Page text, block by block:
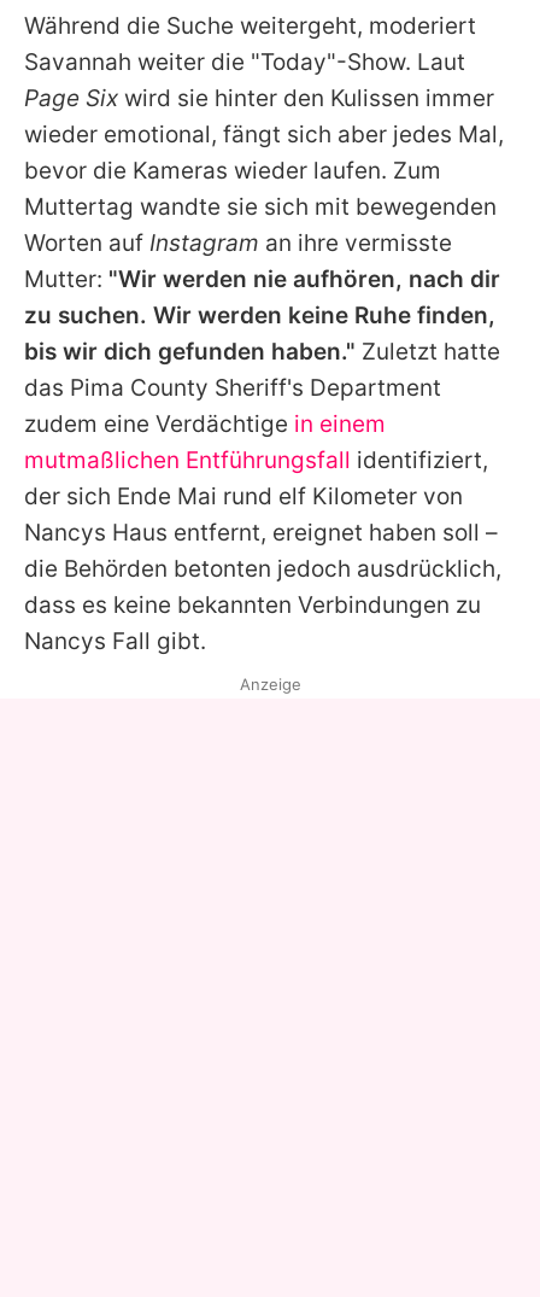
Während die Suche weitergeht, moderiert
Savannah weiter die "Today"-Show. Laut
Page Six wird sie hinter den Kulissen immer
wieder emotional, fängt sich aber jedes Mal,
bevor die Kameras wieder laufen. Zum
Muttertag wandte sie sich mit bewegenden
Worten auf Instagram an ihre vermisste
Mutter: "Wir werden nie aufhören, nach dir
zu suchen. Wir werden keine Ruhe finden,
bis wir dich gefunden haben." Zuletzt hatte
das Pima County Sheriff's Department
zudem eine Verdächtige in einem
mutmaßlichen Entführungsfall identifiziert,
der sich Ende Mai rund elf Kilometer von
Nancys Haus entfernt, ereignet haben soll –
die Behörden betonten jedoch ausdrücklich,
dass es keine bekannten Verbindungen zu
Nancys Fall gibt.
Anzeige